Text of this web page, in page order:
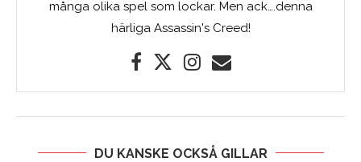
många olika spel som lockar. Men ack….denna
härliga Assassin's Creed!
DU KANSKE OCKSÅ GILLAR